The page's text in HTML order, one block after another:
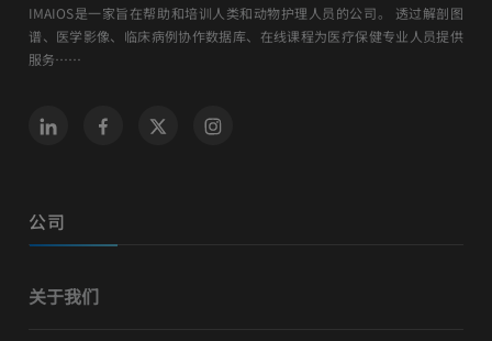
IMAIOS是一家旨在帮助和培训人类和动物护理人员的公司。 透过解剖图
谱、医学影像、临床病例协作数据库、在线课程为医疗保健专业人员提供
服务……
公司
关于我们